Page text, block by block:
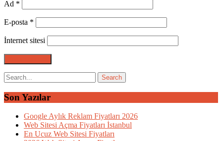
Ad *
E-posta *
İnternet sitesi
Son Yazılar
Google Aylık Reklam Fiyatları 2026
Web Sitesi Açma Fiyatları İstanbul
En Ucuz Web Sitesi Fiyatları